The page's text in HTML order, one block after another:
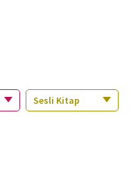
Sesli Kitap